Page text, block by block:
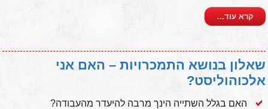
קרא עוד…
שאלון בנושא התמכרויות – האם אני
אלכוהוליסט?
האם בגלל השתייה הינך מרבה להיעדר מהעבודה?